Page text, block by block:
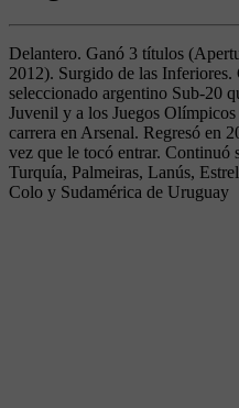
Delantero. Ganó 3 títulos
2012). Surgido de las
seleccionado argentino Sub-20
Juvenil y a los Juegos
carrera en Arsenal. Regresó en
vez que le tocó entrar. Continuó
Turquía, Palmeiras, Lanús,
Colo y Sudamérica de Uruguay